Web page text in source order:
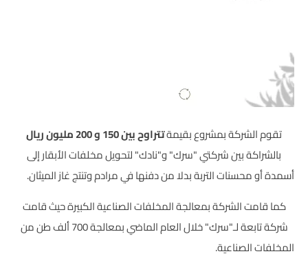
تقوم الشركة بمشروع بقيمةتتراوح بين 150 و 200 مليون ريال
بالشراكة بين شركتي "سرك" و"نادك" لتحويل مخلفات الأبقار إلى
أسمدة أو محسنات التربة بدلا من دفنها في مرادم وتنتج غاز الميثان.
كما قامت الشركة بمعالجة المخلفات الصناعية الكبيرة حيث قامت
شركة تابعة لـ"سرك" خلال العام الماضي بمعالجة 700 ألف طن من
المخلفات الصناعية.